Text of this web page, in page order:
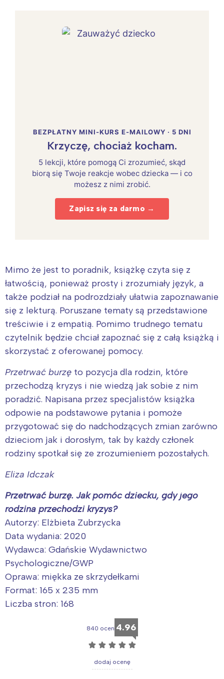
BEZPŁATNY MINI-KURS E-MAILOWY · 5 DNI
Krzyczę, chociaż kocham.
5 lekcji, które pomogą Ci zrozumieć, skąd
biorą się Twoje reakcje wobec dziecka — i co
możesz z nimi zrobić.
Zapisz się za darmo →
Mimo że jest to poradnik, książkę czyta się z
łatwością, ponieważ prosty i zrozumiały język, a
także podział na podrozdziały ułatwia zapoznawanie
się z lekturą. Poruszane tematy są przedstawione
treściwie i z empatią. Pomimo trudnego tematu
czytelnik będzie chciał zapoznać się z całą książką i
skorzystać z oferowanej pomocy.
Przetrwać burzę to pozycja dla rodzin, które
przechodzą kryzys i nie wiedzą jak sobie z nim
poradzić. Napisana przez specjalistów książka
odpowie na podstawowe pytania i pomoże
przygotować się do nadchodzących zmian zarówno
dzieciom jak i dorosłym, tak by każdy członek
rodziny spotkał się ze zrozumieniem pozostałych.
Eliza Idczak
Przetrwać burzę. Jak pomóc dziecku, gdy jego
rodzina przechodzi kryzys?
Autorzy: Elżbieta Zubrzycka
Data wydania: 2020
Wydawca: Gdańskie Wydawnictwo
Psychologiczne/GWP
Oprawa: miękka ze skrzydełkami
Format: 165 x 235 mm
Liczba stron: 168
840 ocen 4.96
☆ ☆ ☆ ☆ ☆
dodaj ocenę